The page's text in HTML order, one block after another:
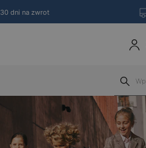
30 dni na zwrot